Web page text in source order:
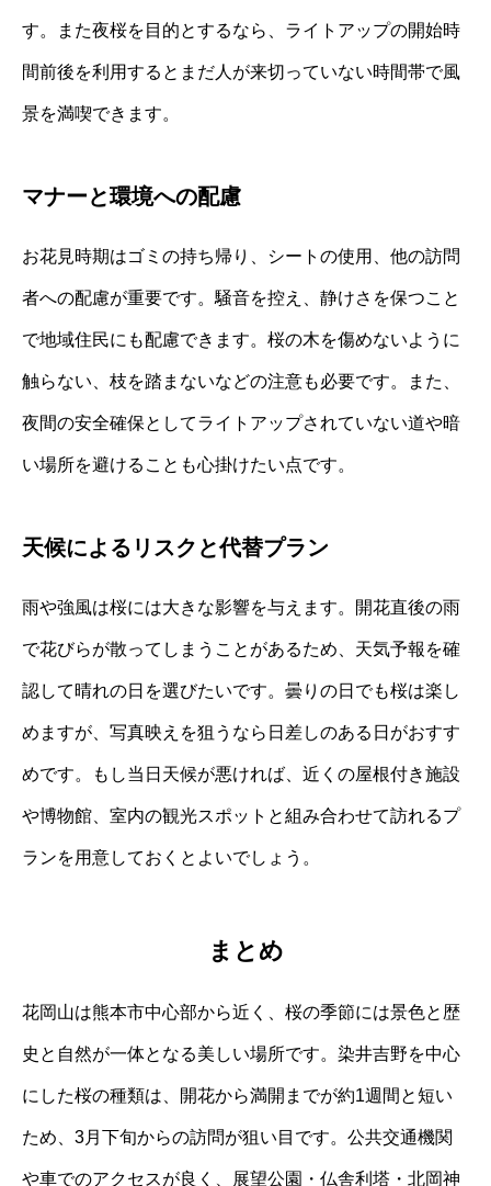
す。また夜桜を目的とするなら、ライトアップの開始時
間前後を利用するとまだ人が来切っていない時間帯で風
景を満喫できます。
マナーと環境への配慮
お花見時期はゴミの持ち帰り、シートの使用、他の訪問
者への配慮が重要です。騒音を控え、静けさを保つこと
で地域住民にも配慮できます。桜の木を傷めないように
触らない、枝を踏まないなどの注意も必要です。また、
夜間の安全確保としてライトアップされていない道や暗
い場所を避けることも心掛けたい点です。
天候によるリスクと代替プラン
雨や強風は桜には大きな影響を与えます。開花直後の雨
で花びらが散ってしまうことがあるため、天気予報を確
認して晴れの日を選びたいです。曇りの日でも桜は楽し
めますが、写真映えを狙うなら日差しのある日がおすす
めです。もし当日天候が悪ければ、近くの屋根付き施設
や博物館、室内の観光スポットと組み合わせて訪れるプ
ランを用意しておくとよいでしょう。
まとめ
花岡山は熊本市中心部から近く、桜の季節には景色と歴
史と自然が一体となる美しい場所です。染井吉野を中心
にした桜の種類は、開花から満開までが約1週間と短い
ため、3月下旬からの訪問が狙い目です。公共交通機関
や車でのアクセスが良く、展望公園・仏舎利塔・北岡神